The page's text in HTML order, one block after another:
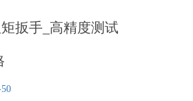
扳手_高精度测试